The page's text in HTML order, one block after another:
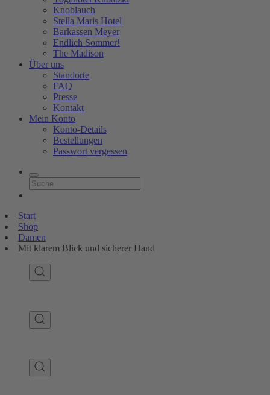
Knoblauch
Stella Maris Hotel
Barkassen Meyer
Endlich Sommer!
The Madison
Über uns
Standorte
FAQ
Presse
Kontakt
Mein Konto
Konto-Details
Bestellungen
Passwort vergessen
Start
Shop
Damen
Mit klarem Blick und sicherer Hand